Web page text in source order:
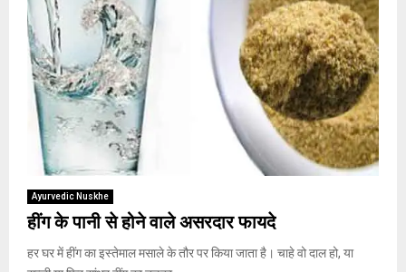
Ayurvedic Nuskhe
हींग के पानी से होने वाले असरदार फायदे
हर घर में हींग का इस्तेमाल मसाले के तौर पर किया जाता है। चाहे वो दाल हो, या